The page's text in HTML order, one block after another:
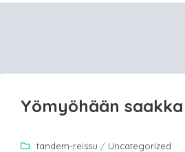
CONTENT
Yömyöhään saakka
tandem-reissu / Uncategorized